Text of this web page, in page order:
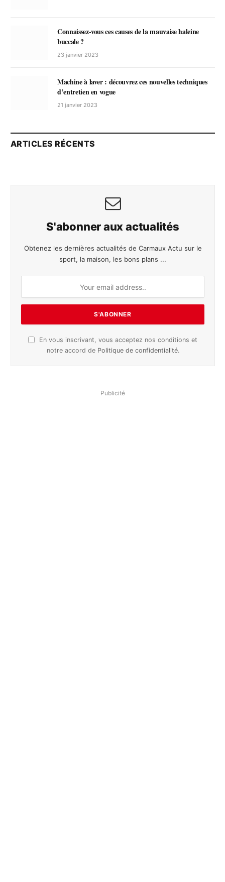
Connaissez-vous ces causes de la mauvaise haleine
buccale ?
23 janvier 2023
Machine à laver : découvrez ces nouvelles techniques
d’entretien en vogue
21 janvier 2023
ARTICLES RÉCENTS
S'abonner aux actualités
Obtenez les dernières actualités de Carmaux Actu sur le
sport, la maison, les bons plans ...
En vous inscrivant, vous acceptez nos conditions et
notre accord de Politique de confidentialité.
Publicité